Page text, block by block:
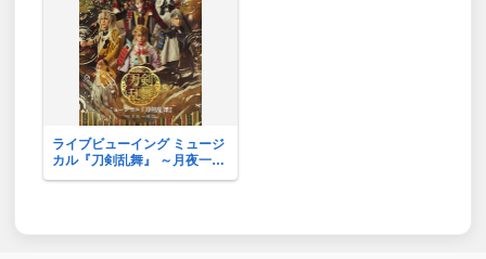
ライブビューイング ミュージ
カル『刀剣乱舞』 ～月夜一縷